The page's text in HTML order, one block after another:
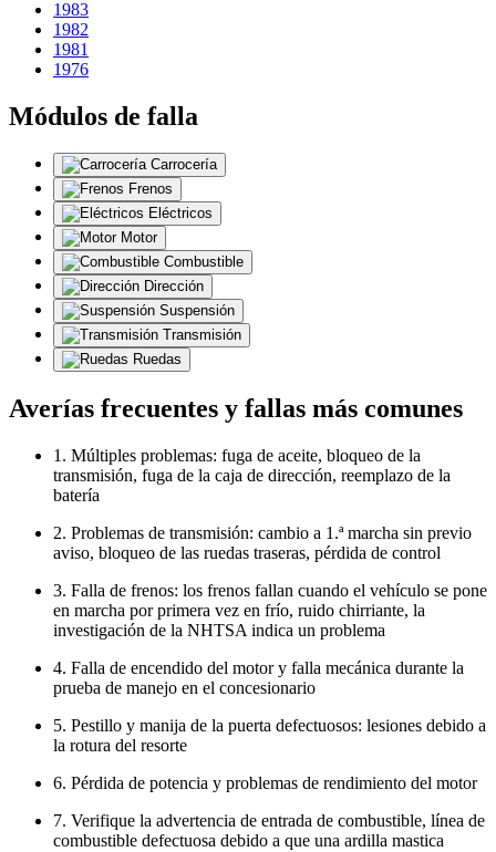
1983
1982
1981
1976
Módulos de falla
Carrocería
Frenos
Eléctricos
Motor
Combustible
Dirección
Suspensión
Transmisión
Ruedas
Averías frecuentes y fallas más comunes
1. Múltiples problemas: fuga de aceite, bloqueo de la
transmisión, fuga de la caja de dirección, reemplazo de la
batería
2. Problemas de transmisión: cambio a 1.ª marcha sin previo
aviso, bloqueo de las ruedas traseras, pérdida de control
3. Falla de frenos: los frenos fallan cuando el vehículo se pone
en marcha por primera vez en frío, ruido chirriante, la
investigación de la NHTSA indica un problema
4. Falla de encendido del motor y falla mecánica durante la
prueba de manejo en el concesionario
5. Pestillo y manija de la puerta defectuosos: lesiones debido a
la rotura del resorte
6. Pérdida de potencia y problemas de rendimiento del motor
7. Verifique la advertencia de entrada de combustible, línea de
combustible defectuosa debido a que una ardilla mastica